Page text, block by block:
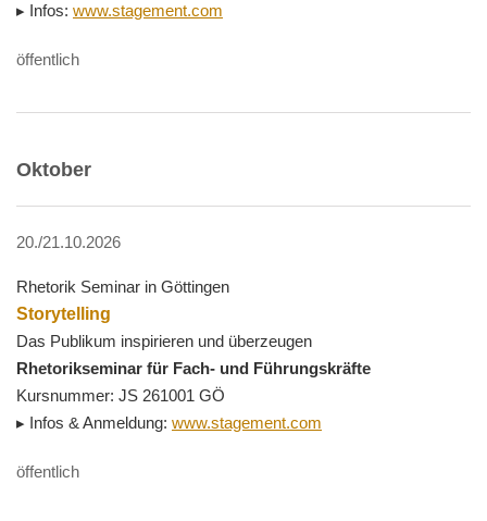
▸ Infos: www.stagement.com
öffentlich
Oktober
20./21.10.2026
Rhetorik Seminar in Göttingen
Storytelling
Das Publikum inspirieren und überzeugen
Rhetorikseminar für Fach- und Führungskräfte
Kursnummer: JS 261001 GÖ
▸ Infos & Anmeldung: www.stagement.com
öffentlich